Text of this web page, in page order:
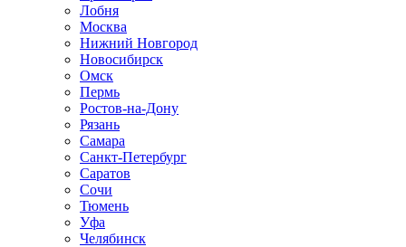
Лобня
Москва
Нижний Новгород
Новосибирск
Омск
Пермь
Ростов-на-Дону
Рязань
Самара
Санкт-Петербург
Саратов
Сочи
Тюмень
Уфа
Челябинск